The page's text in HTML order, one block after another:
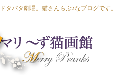
タバタ劇場。猫さんらぶ♪なブログです。